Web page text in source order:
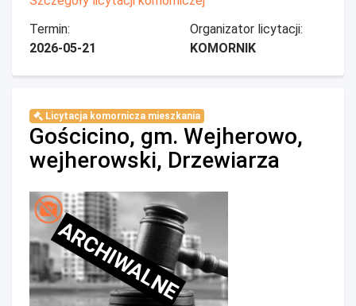
Termin:
2026-05-21
Organizator licytacji:
KOMORNIK
Licytacja komornicza mieszkania
Gościcino, gm. Wejherowo,
wejherowski, Drzewiarza
ARCHIWALNE